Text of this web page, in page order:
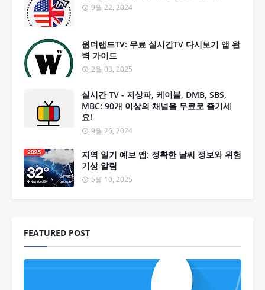
9월 22, 2024
원더랜드TV: 무료 실시간TV 다시보기 앱 완
벽 가이드
2월 03, 2025
실시간 TV - 지상파, 케이블, DMB, SBS,
MBC: 90개 이상의 채널을 무료로 즐기세
요!
9월 26, 2024
지역 일기 예보 앱: 정확한 날씨 정보와 위험
기상 알림
5월 10, 2025
FEATURED POST